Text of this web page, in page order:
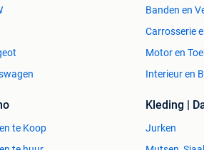
Banden en
Carrosserie
Motor en
Interieur en
te Koop
Kleding |
Jurken